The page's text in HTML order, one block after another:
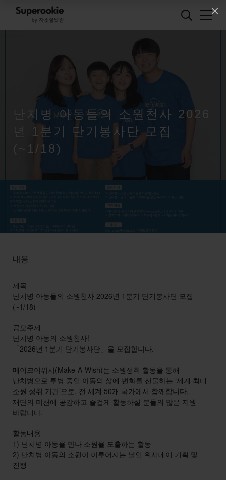
×
난치병 아동들의 소원천사 2026
년 1분기 단기봉사단 모집
(~1/18)
내용
제목
난치병 아동들의 소원천사 2026년 1분기 단기봉사단 모집
(~1/18)
공모주제
난치병 아동의 소원천사!
「2026년 1분기 단기봉사단」을 모집합니다.
메이크어위시(Make-A-Wish)는 소원성취 활동을 통해
난치병으로 투병 중인 아동의 삶에 변화를 선물하는 ‘세계 최대
소원 성취 기관’으로, 전 세계 50개 국가에서 함께합니다.
재단의 미션에 공감하고 즐겁게 활동하실 분들의 많은 지원
바랍니다.
활동내용
1) 난치병 아동을 만나 소원을 도출하는 활동
2) 난치병 아동의 소원이 이루어지는 날인 위시데이 기획 및
진행